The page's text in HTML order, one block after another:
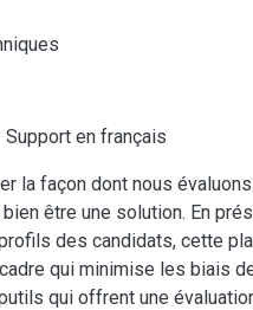
en français
la façon dont nous
être une solution. En
des candidats, cette
qui minimise les biais
qui offrent une